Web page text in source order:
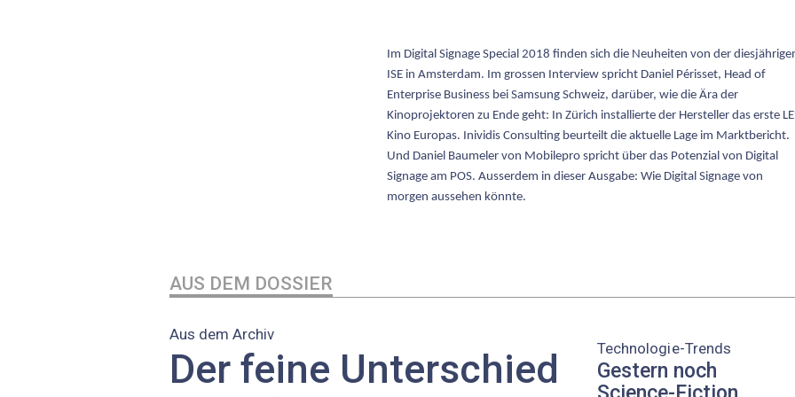
Im Digital Signage Special 2018 finden sich die Neuheiten von der
ISE in Amsterdam. Im grossen Interview spricht Daniel Périsset, Head of
Enterprise Business bei Samsung Schweiz, darüber, wie die Ära der
Kinoprojektoren zu Ende geht: In Zürich installierte der Hersteller das erste
Kino Europas. Inividis Consulting beurteilt die aktuelle Lage im Marktbericht.
Und Daniel Baumeler von Mobilepro spricht über das Potenzial von Digital
Signage am POS. Ausserdem in dieser Ausgabe: Wie Digital Signage von
morgen aussehen könnte.
AUS DEM DOSSIER
Aus dem Archiv
Der feine Unterschied
Technologie-Trends
Gestern noch